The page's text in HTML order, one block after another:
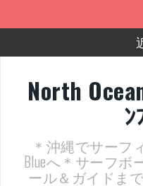
2025
ヤッチマ
支部長就任報告
North
ﾝ
＊沖縄でサーフ
Blueへ＊サーフボ
ール＆ガイドま